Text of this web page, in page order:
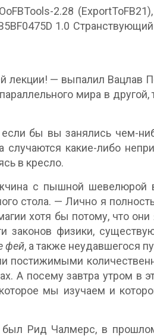
2.28
1.0
лекции! — выпалил Вацлав
мира в
бы вы занялись чем-
случаются какие-либо
в кресло.
с пышной шевелюрой
стола. — Лично я
хотя бы потому, что
законов физики,
фей, а также неудавшегося
постижимыми
А посему завтра утром
мы изучаем и
Рид Чалмерс, в